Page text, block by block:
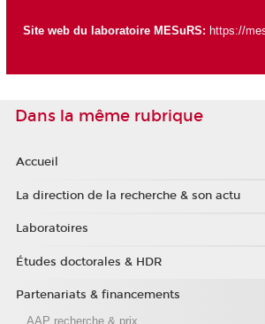
Site web du laboratoire MESuRS: https://
Dans la même rubrique
Accueil
La direction de la recherche & son actu
Laboratoires
Études doctorales & HDR
Partenariats & financements
AAP recherche & prix